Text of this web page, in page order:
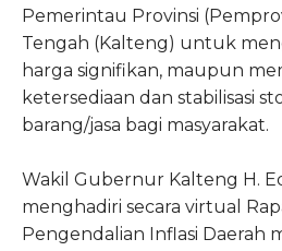
Pemerintau Provinsi
Tengah (Kalteng) untuk
harga signifikan, maupun
ketersediaan dan stabilisasi
barang/jasa bagi masyarakat.
Wakil Gubernur Kalteng H.
menghadiri secara virtual
Pengendalian Inflasi Daerah